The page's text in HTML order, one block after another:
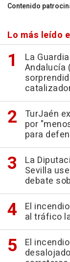
Contenido
Lo más leído
La
Andalucía
TurJaén
por
para
La
Sevilla
debate
El
al tráfico
El